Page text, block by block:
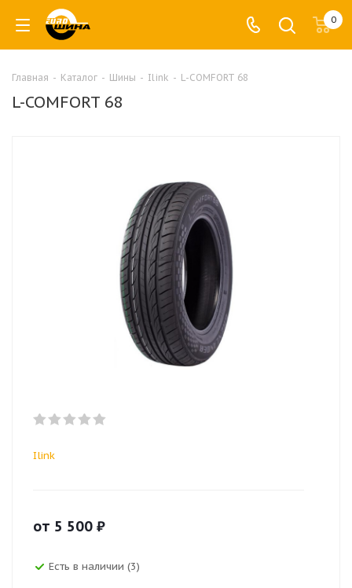
0
Главная - Каталог - Шины - Ilink - L-COMFORT 68
L-COMFORT 68
Ilink
от 5 500 ₽
Есть в наличии (3)